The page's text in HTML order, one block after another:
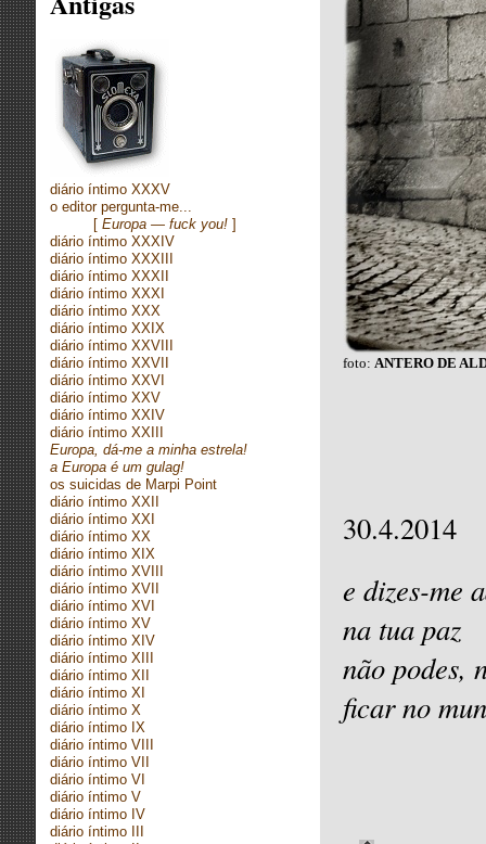
diário íntimo XXXV
o editor pergunta-me...
[ Europa — fuck you! ]
diário íntimo XXXIV
diário íntimo XXXIII
diário íntimo XXXII
diário íntimo XXXI
diário íntimo XXX
diário íntimo XXIX
diário íntimo XXVIII
diário íntimo XXVII
diário íntimo XXVI
diário íntimo XXV
diário íntimo XXIV
diário íntimo XXIII
Europa, dá-me a minha estrela!
a Europa é um gulag!
os suicidas de Marpi Point
diário íntimo XXII
diário íntimo XXI
diário íntimo XX
diário íntimo XIX
diário íntimo XVIII
diário íntimo XVII
diário íntimo XVI
diário íntimo XV
diário íntimo XIV
diário íntimo XIII
diário íntimo XII
diário íntimo XI
diário íntimo X
diário íntimo IX
diário íntimo VIII
diário íntimo VII
diário íntimo VI
diário íntimo V
diário íntimo IV
diário íntimo III
foto: ANTERO DE
30.4.2014
e dizes-me
na tua paz
não podes,
ficar no